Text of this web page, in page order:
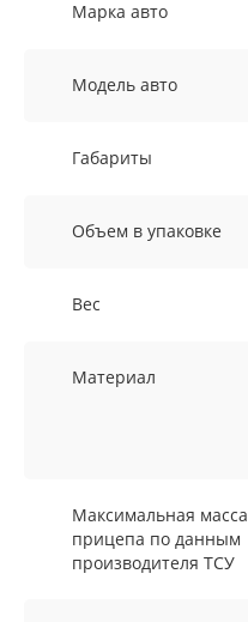
Марка авто
Модель авто
Габариты
Объем в упаковке
Вес
Материал
Максимальная масса
прицепа по данным
производителя ТСУ